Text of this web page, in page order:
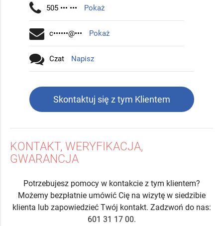
505 ••• ••• Pokaż
c••••••@••• Pokaż
Czat Napisz
Skontaktuj się z tym Klientem
KONTAKT, WERYFIKACJA,
GWARANCJA
Potrzebujesz pomocy w kontakcie z tym klientem?
Możemy bezpłatnie umówić Cię na wizytę w siedzibie
klienta lub zapowiedzieć Twój kontakt. Zadzwoń do nas:
601 31 17 00.